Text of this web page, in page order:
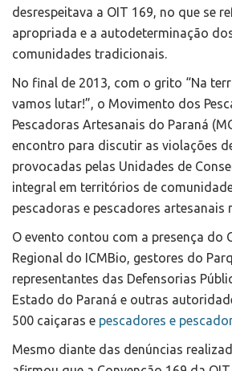
desrespeitava a OIT 169, no que se
apropriada e a autodeterminação
comunidades tradicionais.
No final de 2013, com o grito “Na
vamos lutar!”, o Movimento dos
Pescadoras Artesanais do Paraná
encontro para discutir as violações
provocadas pelas Unidades de
integral em territórios de
pescadoras e pescadores artesanais
O evento contou com a presença do
Regional do ICMBio, gestores do
representantes das Defensorias
Estado do Paraná e outras
500 caiçaras e pescadores e
Mesmo diante das denúncias